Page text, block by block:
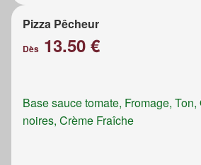
Pizza Pêcheur
Dès 13.50 €
Base sauce tomate, Fromage,
noires, Crème Fraîche